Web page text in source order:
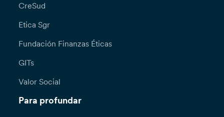
CreSud
Etica Sgr
Fundación Finanzas Éticas
GITs
Valor Social
Para profundar